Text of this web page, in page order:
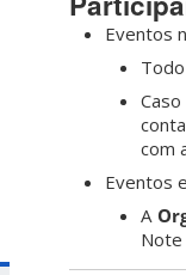
Eventos
com
Eventos
A
Note